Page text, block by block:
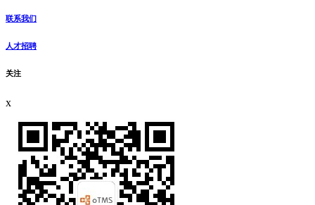
联系我们
人才招聘
关注
x